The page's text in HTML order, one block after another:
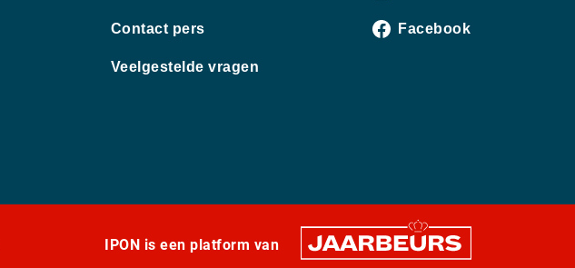
Contact pers
Veelgestelde vragen
Facebook
IPON is een platform van